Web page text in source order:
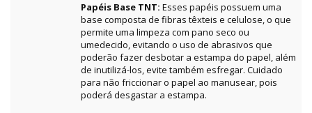
Papéis Base TNT: Esses papéis possuem uma
base composta de fibras têxteis e celulose, o que
permite uma limpeza com pano seco ou
umedecido, evitando o uso de abrasivos que
poderão fazer desbotar a estampa do papel, além
de inutilizá-los, evite também esfregar. Cuidado
para não friccionar o papel ao manusear, pois
poderá desgastar a estampa.